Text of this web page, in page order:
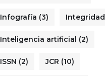
Infografía (3) Integridad
Inteligencia artificial (2)
ISSN (2) JCR (10)